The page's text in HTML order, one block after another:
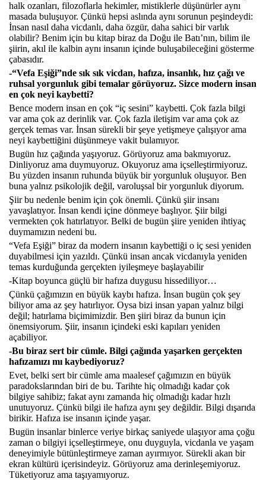
halk ozanları, filozoflarla hekimler, mistiklerle düşünürler aynı
masada buluşuyor. Çünkü hepsi aslında aynı sorunun peşindeydi:
İnsan nasıl daha vicdanlı, daha özgür, daha sahici bir varlık
olabilir? Benim için bu kitap biraz da Doğu ile Batı’nın, bilim ile
şiirin, akıl ile kalbin aynı insanın içinde buluşabileceğini gösterme
çabasıdır.
-“Vefa Eşiği”nde sık sık vicdan, hafıza, insanlık, hız çağı ve
ruhsal yorgunluk gibi temalar görüyoruz. Sizce modern insan
en çok neyi kaybetti?
Bence modern insan en çok “iç sesini” kaybetti. Çok fazla bilgi
var ama çok az derinlik var. Çok fazla iletişim var ama çok az
gerçek temas var. İnsan sürekli bir şeye yetişmeye çalışıyor ama
neyi kaybettiğini düşünmeye vakit bulamıyor.
Bugün hız çağında yaşıyoruz. Görüyoruz ama bakmıyoruz.
Dinliyoruz ama duymuyoruz. Okuyoruz ama içselleştirmiyoruz.
Bu yüzden insanın ruhunda büyük bir yorgunluk oluşuyor. Ben
buna yalnız psikolojik değil, varoluşsal bir yorgunluk diyorum.
Şiir bu nedenle benim için çok önemli. Çünkü şiir insanı
yavaşlatıyor. İnsan kendi içine dönmeye başlıyor. Şiir bilgi
vermekten çok hatırlatıyor. Belki de bugün şiire yeniden ihtiyaç
duymamızın nedeni bu.
“Vefa Eşiği” biraz da modern insanın kaybettiği o iç sesi yeniden
duyabilmesi için yazıldı. Çünkü insan ancak vicdanıyla yeniden
temas kurduğunda gerçekten iyileşmeye başlayabilir
-Kitap boyunca güçlü bir hafıza duygusu hissediliyor…
Çünkü çağımızın en büyük kaybı hafıza. İnsan bugün çok şey
biliyor ama az şey hatırlıyor. Oysa bizi insan yapan yalnız bilgi
değil; hatırlama biçimimizdir. Ben şiiri biraz da bunun için
önemsiyorum. Şiir, insanın içindeki eski kapıları yeniden
açabiliyor.
-Bu biraz sert bir cümle. Bilgi çağında yaşarken gerçekten
hafızamızı mı kaybediyoruz?
Evet, belki sert bir cümle ama maalesef çağımızın en büyük
paradokslarından biri de bu. Tarihte hiç olmadığı kadar çok
bilgiye sahibiz; fakat aynı zamanda hiç olmadığı kadar hızlı
unutuyoruz. Çünkü bilgi ile hafıza aynı şey değildir. Bilgi dışarıda
birikir. Hafıza ise insanın içinde yaşar.
Bugün insanlar binlerce veriye birkaç saniyede ulaşıyor ama çoğu
zaman o bilgiyi içselleştirmeye, onu duyguyla, vicdanla ve yaşam
deneyimiyle bütünleştirmeye zaman ayırmıyor. Sürekli akan bir
ekran kültürü içerisindeyiz. Görüyoruz ama derinleşemiyoruz.
Tüketiyoruz ama taşıyamıyoruz.